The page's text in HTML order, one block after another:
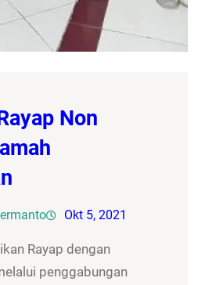
Non
Okt 5, 2021
Rayap dengan
penggabungan